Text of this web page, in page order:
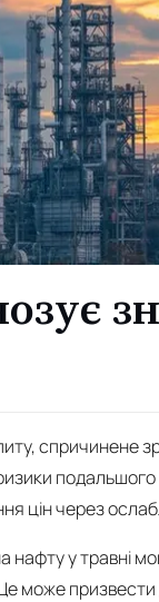
спричинене
цін через
у травні
Це може